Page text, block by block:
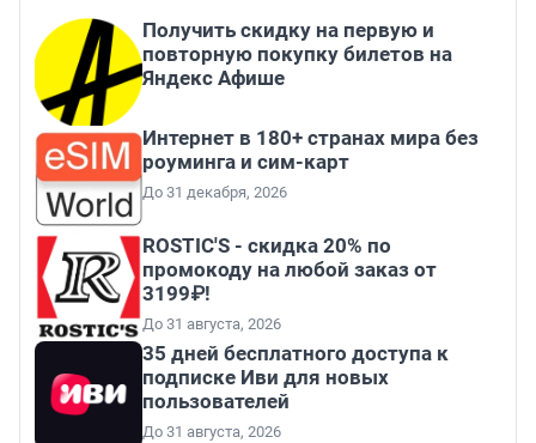
Получить скидку на первую и
повторную покупку билетов на
Яндекс Афише
Интернет в 180+ странах мира без
роуминга и сим-карт
До 31 декабря, 2026
ROSTIC'S - скидка 20% по
промокоду на любой заказ от
3199₽!
До 31 августа, 2026
35 дней бесплатного доступа к
подписке Иви для новых
пользователей
До 31 августа, 2026